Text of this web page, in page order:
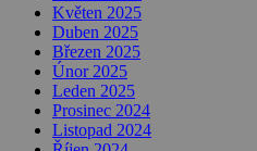
Květen 2025
Duben 2025
Březen 2025
Únor 2025
Leden 2025
Prosinec 2024
Listopad 2024